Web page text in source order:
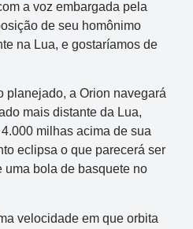
a voz embargada pela
de seu homônimo
na Lua, e gostaríamos de
planejado, a Orion navegará
mais distante da Lua,
milhas acima de sua
eclipsa o que parecerá ser
uma bola de basquete no
velocidade em que orbita